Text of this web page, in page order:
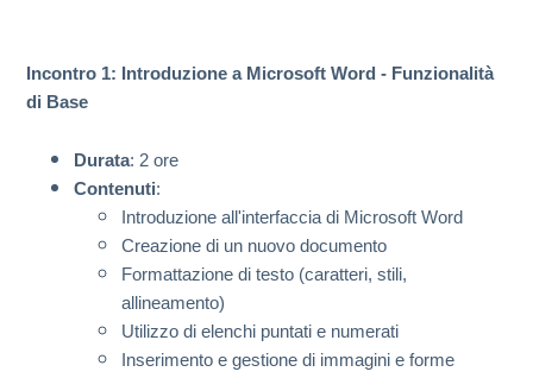
Incontro 1: Introduzione a Microsoft Word - Funzionalità
di Base
Durata: 2 ore
Contenuti:
Introduzione all'interfaccia di Microsoft Word
Creazione di un nuovo documento
Formattazione di testo (caratteri, stili,
allineamento)
Utilizzo di elenchi puntati e numerati
Inserimento e gestione di immagini e forme